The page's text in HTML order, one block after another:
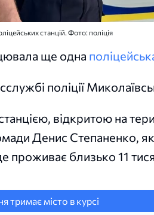
станцій. Фото: поліція
ще одна
поліції
відкритою на
Денис Степаненко,
проживає близько 11
тримає місто в курсі